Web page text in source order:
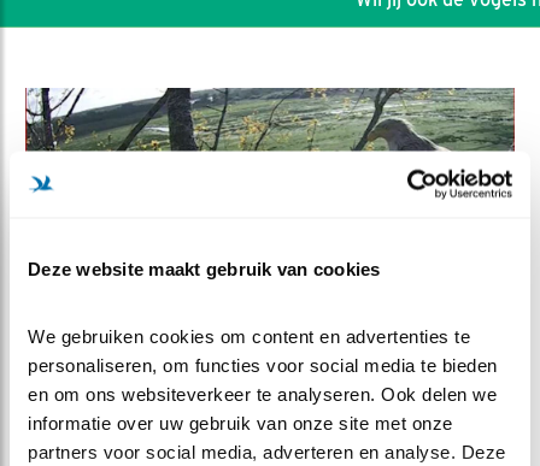
Deze website maakt gebruik van cookies
We gebruiken cookies om content en advertenties te
personaliseren, om functies voor social media te bieden
en om ons websiteverkeer te analyseren. Ook delen we
informatie over uw gebruik van onze site met onze
partners voor social media, adverteren en analyse. Deze
DEEL DIT FILMPJE